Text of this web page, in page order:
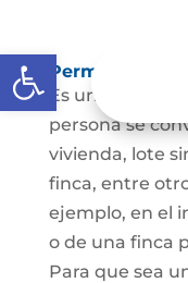
Abrir barra de
Permuta de
Es uno de los
persona se
vivienda, lote
finca, entre
ejemplo, en el
o de una finca
Para que sea